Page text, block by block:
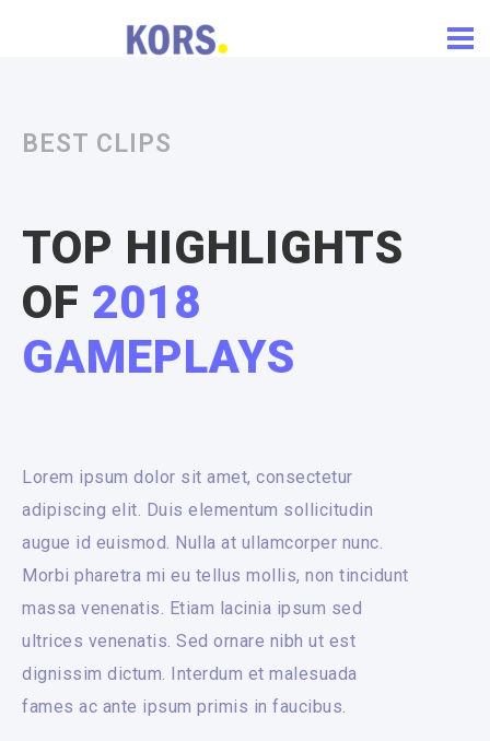
BEST CLIPS
TOP HIGHLIGHTS
OF 2018
GAMEPLAYS
Lorem ipsum dolor sit amet, consectetur
adipiscing elit. Duis elementum sollicitudin
augue id euismod. Nulla at ullamcorper nunc.
Morbi pharetra mi eu tellus mollis, non tincidunt
massa venenatis. Etiam lacinia ipsum sed
ultrices venenatis. Sed ornare nibh ut est
dignissim dictum. Interdum et malesuada
fames ac ante ipsum primis in faucibus.